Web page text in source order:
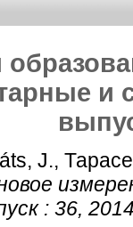
и
J.,
: 36,